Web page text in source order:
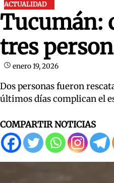
ACTUALIDAD
Tucumán:
tres
enero 19, 2026
Dos personas fueron
últimos días complican el
COMPARTIR NOTICIAS